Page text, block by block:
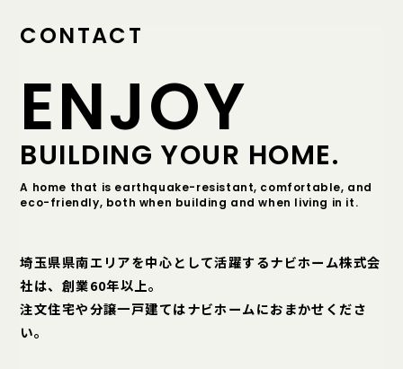
CONTACT
ENJOY
BUILDING YOUR HOME.
A home that is earthquake-resistant, comfortable, and
eco-friendly, both when building and when living in it.
埼玉県県南エリアを中心として活躍するナビホーム株式会
社は、創業60年以上。
注文住宅や分譲一戸建てはナビホームにおまかせくださ
い。